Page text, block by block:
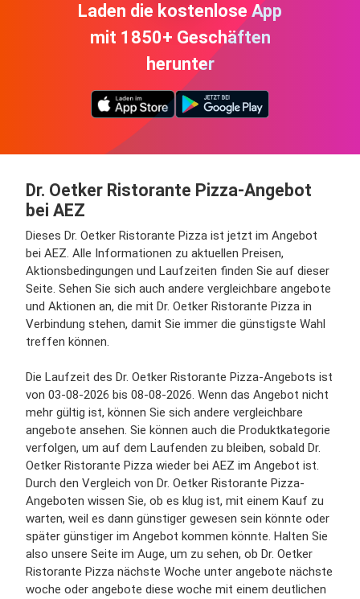
Laden die kostenlose App
mit 1850+ Geschäften
herunter
Dr. Oetker Ristorante Pizza-Angebot
bei AEZ
Dieses Dr. Oetker Ristorante Pizza ist jetzt im Angebot
bei AEZ. Alle Informationen zu aktuellen Preisen,
Aktionsbedingungen und Laufzeiten finden Sie auf dieser
Seite. Sehen Sie sich auch andere vergleichbare angebote
und Aktionen an, die mit Dr. Oetker Ristorante Pizza in
Verbindung stehen, damit Sie immer die günstigste Wahl
treffen können.
Die Laufzeit des Dr. Oetker Ristorante Pizza-Angebots ist
von 03-08-2026 bis 08-08-2026. Wenn das Angebot nicht
mehr gültig ist, können Sie sich andere vergleichbare
angebote ansehen. Sie können auch die Produktkategorie
verfolgen, um auf dem Laufenden zu bleiben, sobald Dr.
Oetker Ristorante Pizza wieder bei AEZ im Angebot ist.
Durch den Vergleich von Dr. Oetker Ristorante Pizza-
Angeboten wissen Sie, ob es klug ist, mit einem Kauf zu
warten, weil es dann günstiger gewesen sein könnte oder
später günstiger im Angebot kommen könnte. Halten Sie
also unsere Seite im Auge, um zu sehen, ob Dr. Oetker
Ristorante Pizza nächste Woche unter angebote nächste
woche oder angebote diese woche mit einem deutlichen